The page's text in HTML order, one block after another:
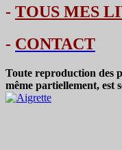
- TOUS MES
- CONTACT
Toute reproduction des
même partiellement, est